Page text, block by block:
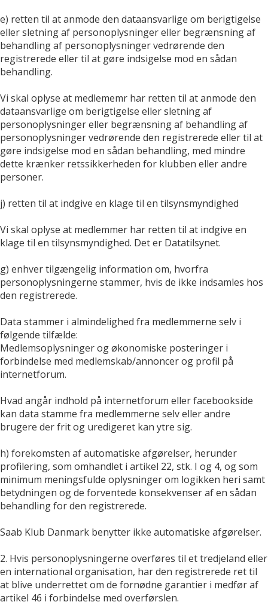
e) retten til at anmode den dataansvarlige om berigtigelse
eller sletning af personoplysninger eller begrænsning af
behandling af personoplysninger vedrørende den
registrerede eller til at gøre indsigelse mod en sådan
behandling.
Vi skal oplyse at medlememr har retten til at anmode den
dataansvarlige om berigtigelse eller sletning af
personoplysninger eller begrænsning af behandling af
personoplysninger vedrørende den registrerede eller til at
gøre indsigelse mod en sådan behandling, med mindre
dette krænker retssikkerheden for klubben eller andre
personer.
j) retten til at indgive en klage til en tilsynsmyndighed
Vi skal oplyse at medlemmer har retten til at indgive en
klage til en tilsynsmyndighed. Det er Datatilsynet.
g) enhver tilgængelig information om, hvorfra
personoplysningerne stammer, hvis de ikke indsamles hos
den registrerede.
Data stammer i almindelighed fra medlemmerne selv i
følgende tilfælde:
Medlemsoplysninger og økonomiske posteringer i
forbindelse med medlemskab/annoncer og profil på
internetforum.
Hvad angår indhold på internetforum eller facebookside
kan data stamme fra medlemmerne selv eller andre
brugere der frit og uredigeret kan ytre sig.
h) forekomsten af automatiske afgørelser, herunder
profilering, som omhandlet i artikel 22, stk. I og 4, og som
minimum meningsfulde oplysninger om logikken heri samt
betydningen og de forventede konsekvenser af en sådan
behandling for den registrerede.
Saab Klub Danmark benytter ikke automatiske afgørelser.
2. Hvis personoplysningerne overføres til et tredjeland eller
en international organisation, har den registrerede ret til
at blive underrettet om de fornødne garantier i medfør af
artikel 46 i forbindelse med overførslen.